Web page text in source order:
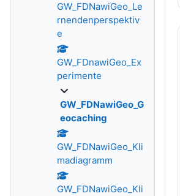
GW_FDNawiGeo_Le
rnendenperspektiv
e
GW_FDnawiGeo_Ex
perimente
GW_FDNawiGeo_G
eocaching
GW_FDNawiGeo_Kli
madiagramm
GW_FDNawiGeo_Kli